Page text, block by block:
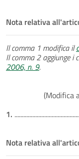
Nota relativa
Il comma 1 modifica il
Il comma 2 aggiunge i
2006, n. 9.
(Modifica
1.
Nota relativa